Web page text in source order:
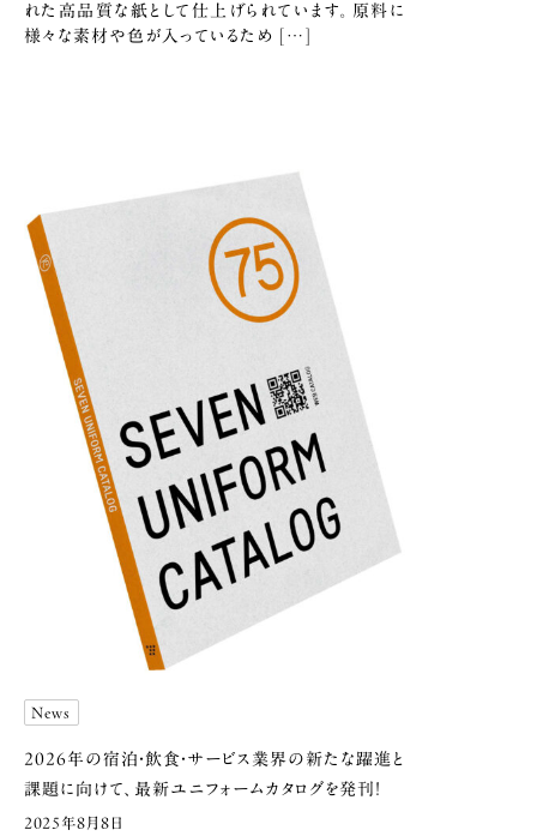
れた高品質な紙として仕上げられています。原料に
様々な素材や色が入っているため […]
News
2026年の宿泊・飲食・サービス業界の 新たな躍進と
課題に向けて、 最新ユニフォームカタログを発刊！
2025年8月8日